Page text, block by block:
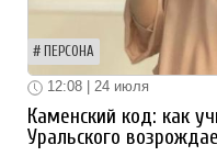
ПЕРСОНА
12:08 | 24 июля
Каменский код: как
Уральского